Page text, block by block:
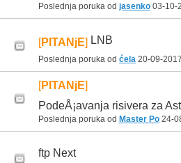
Poslednja poruka od jasenko 03-10-
[PITANjE] LNB
Poslednja poruka od ćela 20-09-2017
[PITANjE]
PodeÅ¡avanja risivera za
Poslednja poruka od Master Po 24-
ftp Next